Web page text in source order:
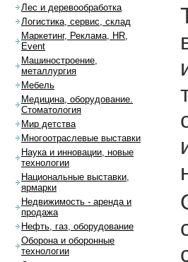
Лес и деревообработка
Логистика, сервис, склад
Маркетинг, Реклама, HR,
Event
Машиностроение,
металлургия
Мебель
Медицина, оборудование.
Стоматология
Мир детства
Многоотраслевые выставки
Наука и инновации, новые
технологии
Национальные выставки,
ярмарки
Недвижимость - аренда и
продажа
Нефть, газ, оборудование
Оборона и оборонные
технологии